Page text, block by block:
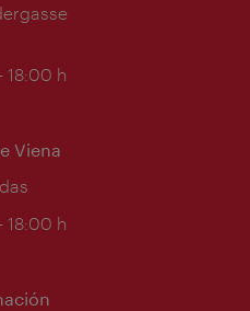
18:00 h
Viena
18:00 h